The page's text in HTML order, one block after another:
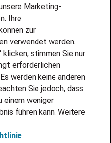
Marketing-
Ihre
zur
verwendet werden.
klicken, stimmen Sie nur
erforderlichen
werden keine anderen
Sie jedoch, dass
einem weniger
führen kann. Weitere